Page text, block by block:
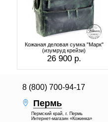
Кожаная деловая сумка "Марк"
(изумруд крейзи)
26 900 р.
8 (800) 700-94-17
Пермь
Пермский край, г. Пермь
Интернет-магазин «Кожинка»